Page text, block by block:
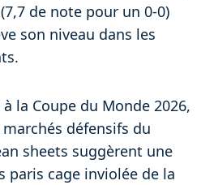
de note pour un 0-0)
son niveau dans les
la Coupe du Monde 2026,
défensifs du
sheets suggèrent une
paris cage inviolée de la